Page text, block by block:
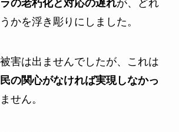
の老朽化と対応の遅れが、どれ
かを浮き彫りにしました。
害は出ませんでしたが、これは
の関心がなければ実現しなかっ
せん。